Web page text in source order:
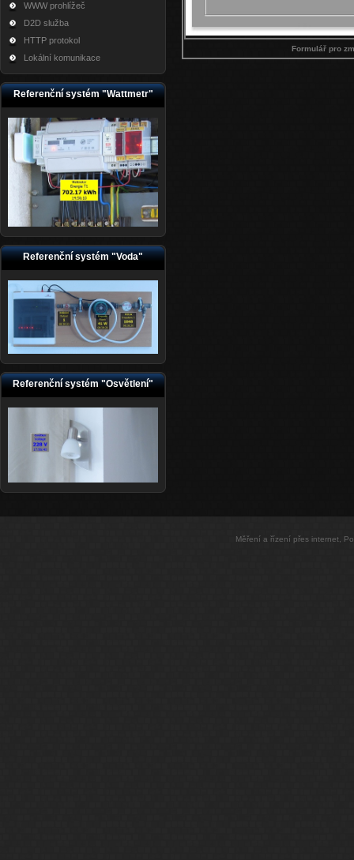
WWW prohlížeč
D2D služba
HTTP protokol
Lokální komunikace
Referenční systém "Wattmetr"
Referenční systém "Voda"
Referenční systém "Osvětlení"
Formulář pro
Měření a řízení přes internet,